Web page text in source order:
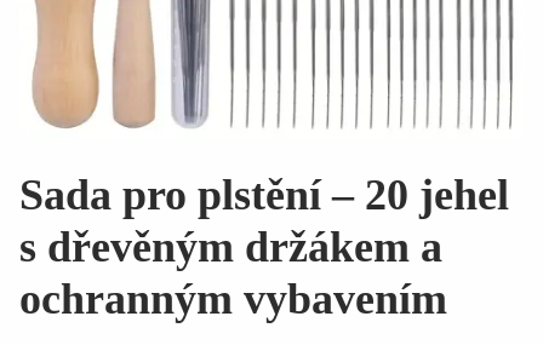
Sada pro plstění – 20 jehel
s dřevěným držákem a
ochranným vybavením